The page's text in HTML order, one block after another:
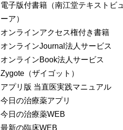
電子版付書籍（南江堂テキストビュ
ーア）
オンラインアクセス権付き書籍
オンラインJournal法人サービス
オンラインBook法人サービス
Zygote（ザイゴット）
アプリ版 当直医実践マニュアル
今日の治療薬アプリ
今日の治療薬WEB
最新の臨床WEB